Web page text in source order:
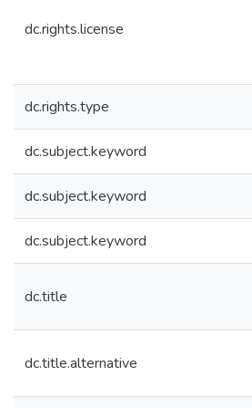
dc.rights.license
dc.rights.type
dc.subject.keyword
dc.subject.keyword
dc.subject.keyword
dc.title
dc.title.alternative